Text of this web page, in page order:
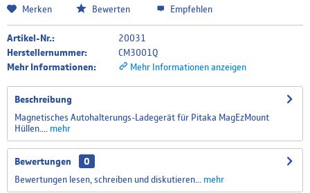
Merken Bewerten Empfehlen
Artikel-Nr.:
20031
Herstellernummer:
CM3001Q
Mehr Informationen:
Mehr Informationen anzeigen
Beschreibung
Magnetisches Autohalterungs-Ladegerät für Pitaka MagEzMount
Hüllen....
mehr
Bewertungen
0
Bewertungen lesen, schreiben und diskutieren...
mehr